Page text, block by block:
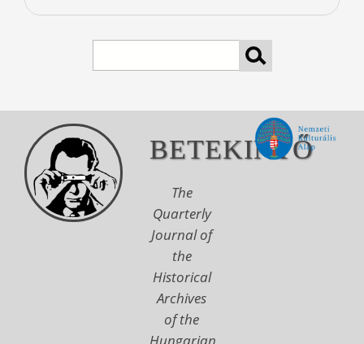
BETEKINTŐ
The
Quarterly
Journal of
the
Historical
Archives
of the